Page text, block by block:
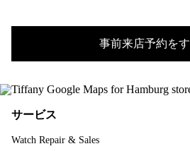
事前来店予約を
サービス
Watch Repair & Sales